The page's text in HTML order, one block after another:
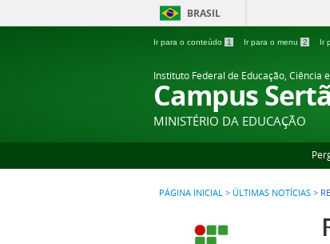
BRASIL
Ir para o conteúdo 1 Ir para o menu 2 Ir
Instituto Federal de Educação, Ciência
Campus
MINISTÉRIO DA EDUCAÇÃO
PÁGINA INICIAL > ÚLTIMAS NOTÍCIAS >